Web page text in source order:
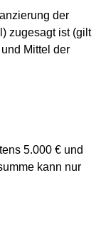
der
zugesagt ist (gilt
Mittel der
5.000 € und
kann nur